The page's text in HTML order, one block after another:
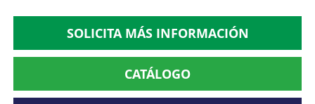
SOLICITA MÁS INFORMACIÓN
CATÁLOGO